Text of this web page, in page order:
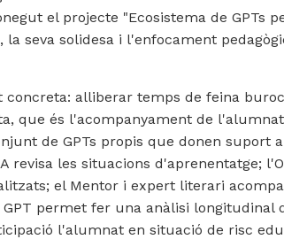
el projecte "Ecosistema de GPTs
seva solidesa i l'enfocament
alliberar temps de feina
que és l'acompanyament de
de GPTs propis que donen suport
revisa les situacions d'aprenentatge;
el Mentor i expert literari
permet fer una anàlisi longitudinal
l'alumnat en situació de risc